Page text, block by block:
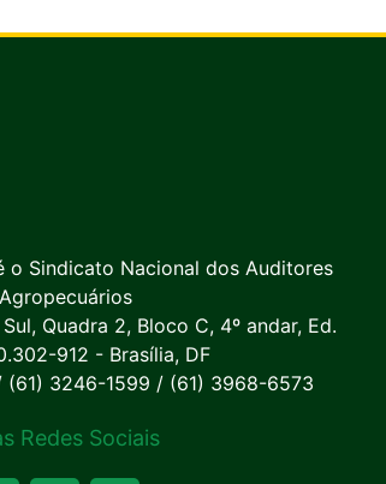
o Sindicato Nacional dos Auditores
Quadra 2, Bloco C, 4º andar, Ed.
912 - Brasília, DF
3246-1599 / (61) 3968-6573
Redes Sociais